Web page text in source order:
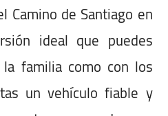
Camino de Santiago en
ideal que puedes
familia como con los
un vehículo fiable y